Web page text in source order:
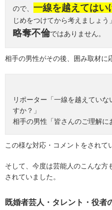
ので、 一線を越えてはい
じめをつけてから考えましょう
略奪不倫ではありません。
相手の男性がその後、囲み取材に
リポーター「一線を越えてい
すか？」
相手の男性「皆さんのご理解に
この様な対応・コメントをされて
そして、今度は芸能人のこんな方
されていました。
既婚者芸人・タレント・役者